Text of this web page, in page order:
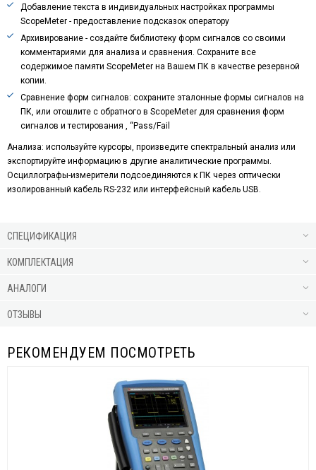
Добавление текста в индивидуальных настройках программы
ScopeMeter - предоставление подсказок оператору
Архивирование - создайте библиотеку форм сигналов со своими
комментариями для анализа и сравнения. Сохраните все
содержимое памяти ScopeMeter на Вашем ПК в качестве резервной
копии.
Сравнение форм сигналов: сохраните эталонные формы сигналов на
ПК, или отошлите с обратного в ScopeMeter для сравнения форм
сигналов и тестирования , “Pass/Fail
Анализа: используйте курсоры, произведите спектральный анализ или
экспортируйте информацию в другие аналитические программы.
Осциллографы-измерители подсоединяются к ПК через оптически
изолированный кабель RS-232 или интерфейсный кабель USB.
СПЕЦИФИКАЦИЯ
КОМПЛЕКТАЦИЯ
АНАЛОГИ
ОТЗЫВЫ
РЕКОМЕНДУЕМ ПОСМОТРЕТЬ